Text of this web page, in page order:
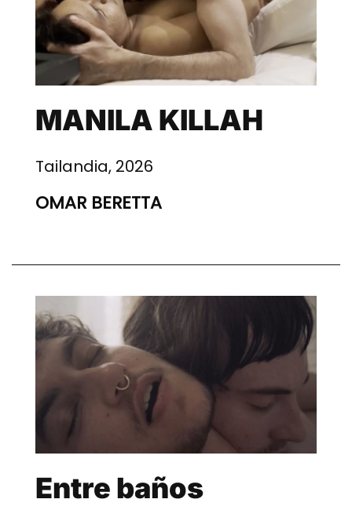
MANILA KILLAH
Tailandia, 2026
OMAR BERETTA
Entre baños